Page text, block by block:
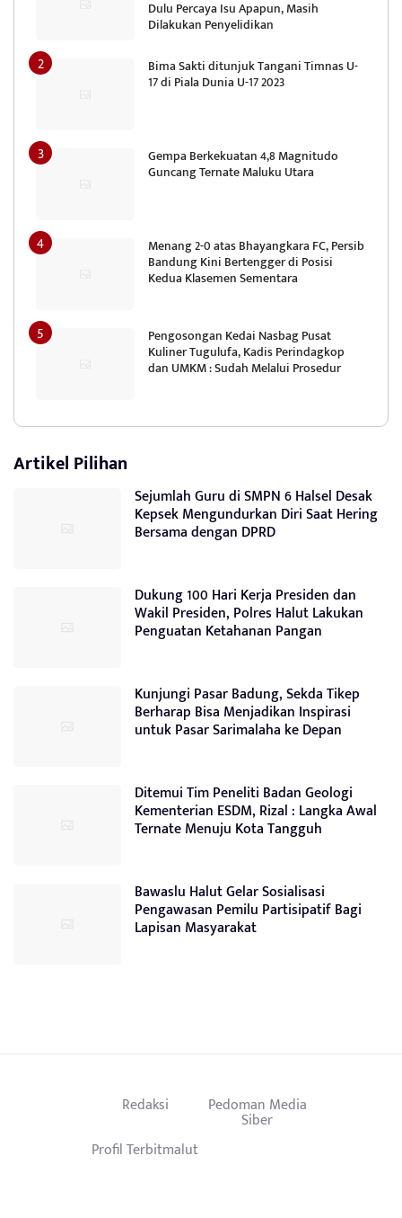
Dulu Percaya Isu Apapun, Masih
Dilakukan Penyelidikan
Bima Sakti ditunjuk Tangani Timnas U-
17 di Piala Dunia U-17 2023
Gempa Berkekuatan 4,8 Magnitudo
Guncang Ternate Maluku Utara
Menang 2-0 atas Bhayangkara FC, Persib
Bandung Kini Bertengger di Posisi
Kedua Klasemen Sementara
Pengosongan Kedai Nasbag Pusat
Kuliner Tugulufa, Kadis Perindagkop
dan UMKM : Sudah Melalui Prosedur
Artikel Pilihan
Sejumlah Guru di SMPN 6 Halsel Desak
Kepsek Mengundurkan Diri Saat Hering
Bersama dengan DPRD
Dukung 100 Hari Kerja Presiden dan
Wakil Presiden, Polres Halut Lakukan
Penguatan Ketahanan Pangan
Kunjungi Pasar Badung, Sekda Tikep
Berharap Bisa Menjadikan Inspirasi
untuk Pasar Sarimalaha ke Depan
Ditemui Tim Peneliti Badan Geologi
Kementerian ESDM, Rizal : Langka Awal
Ternate Menuju Kota Tangguh
Bawaslu Halut Gelar Sosialisasi
Pengawasan Pemilu Partisipatif Bagi
Lapisan Masyarakat
Redaksi Pedoman Media
Siber
Profil Terbitmalut